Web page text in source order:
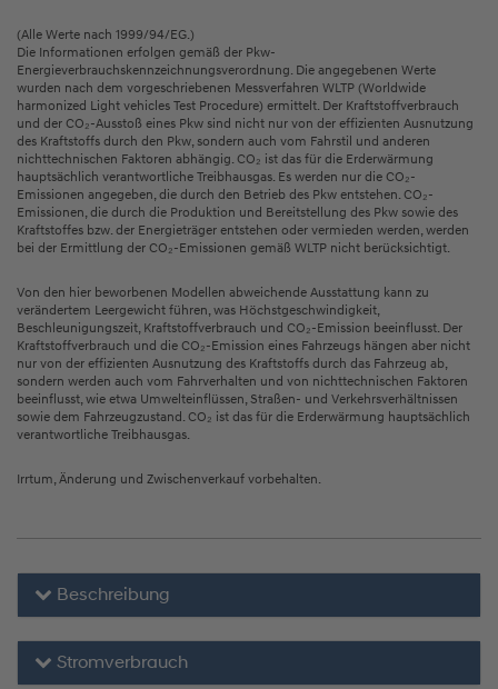
(Alle Werte nach 1999/94/EG.)
Die Informationen erfolgen gemäß der Pkw-
Energieverbrauchskennzeichnungsverordnung. Die angegebenen Werte
wurden nach dem vorgeschriebenen Messverfahren WLTP (Worldwide
harmonized Light vehicles Test Procedure) ermittelt. Der Kraftstoffverbrauch
und der CO₂-Ausstoß eines Pkw sind nicht nur von der effizienten Ausnutzung
des Kraftstoffs durch den Pkw, sondern auch vom Fahrstil und anderen
nichttechnischen Faktoren abhängig. CO₂ ist das für die Erderwärmung
hauptsächlich verantwortliche Treibhausgas. Es werden nur die CO₂-
Emissionen angegeben, die durch den Betrieb des Pkw entstehen. CO₂-
Emissionen, die durch die Produktion und Bereitstellung des Pkw sowie des
Kraftstoffes bzw. der Energieträger entstehen oder vermieden werden, werden
bei der Ermittlung der CO₂-Emissionen gemäß WLTP nicht berücksichtigt.
Von den hier beworbenen Modellen abweichende Ausstattung kann zu
verändertem Leergewicht führen, was Höchstgeschwindigkeit,
Beschleunigungszeit, Kraftstoffverbrauch und CO₂-Emission beeinflusst. Der
Kraftstoffverbrauch und die CO₂-Emission eines Fahrzeugs hängen aber nicht
nur von der effizienten Ausnutzung des Kraftstoffs durch das Fahrzeug ab,
sondern werden auch vom Fahrverhalten und von nichttechnischen Faktoren
beeinflusst, wie etwa Umwelteinflüssen, Straßen- und Verkehrsverhältnissen
sowie dem Fahrzeugzustand. CO₂ ist das für die Erderwärmung hauptsächlich
verantwortliche Treibhausgas.
Irrtum, Änderung und Zwischenverkauf vorbehalten.
Beschreibung
Stromverbrauch